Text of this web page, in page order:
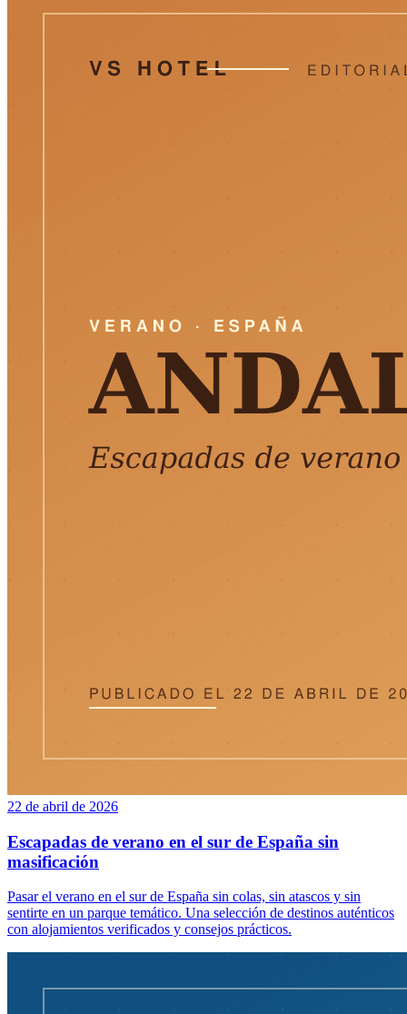
22 de abril de 2026
Escapadas de verano en el sur de España sin
masificación
Pasar el verano en el sur de España sin colas, sin atascos y sin
sentirte en un parque temático. Una selección de destinos auténticos
con alojamientos verificados y consejos prácticos.